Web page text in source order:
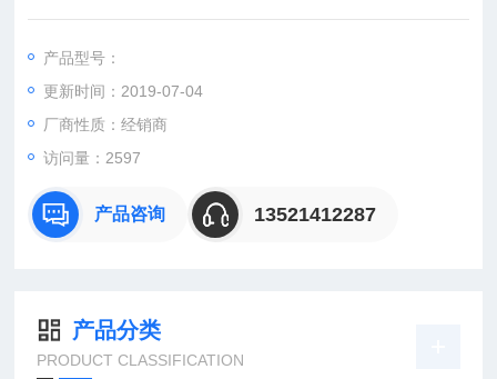
：
：曹
：
直销德国欧洲机电工控设备配件
国及欧洲生产的各类工控机电设备、仪器仪表、零配件，保证*。
公司总部
产品型号：
更新时间：2019-07-04
厂商性质：经销商
访问量：2597
产品咨询 13521412287
产品分类
PRODUCT CLASSIFICATION